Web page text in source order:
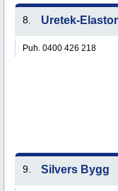
8. Uretek-
Puh. 0400 426 218
9. Silvers Bygg